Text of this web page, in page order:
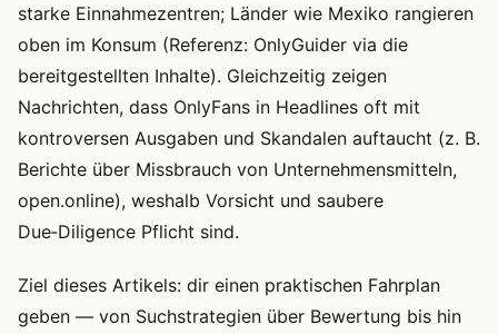
starke Einnahmezentren; Länder wie Mexiko rangieren
oben im Konsum (Referenz: OnlyGuider via die
bereitgestellten Inhalte). Gleichzeitig zeigen
Nachrichten, dass OnlyFans in Headlines oft mit
kontroversen Ausgaben und Skandalen auftaucht (z. B.
Berichte über Missbrauch von Unternehmensmitteln,
open.online), weshalb Vorsicht und saubere
Due‑Diligence Pflicht sind.
Ziel dieses Artikels: dir einen praktischen Fahrplan
geben — von Suchstrategien über Bewertung bis hin